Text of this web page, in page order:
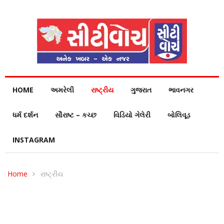
HOME અમરેલી રાષ્ટ્રીય ગુજરાત ભાવનગર
ધર્મ દર્શન સૌરાષ્ટ – કચ્છ વિડિયો ગેલેરી બોલિવૂડ
INSTAGRAM
Home રાષ્ટ્રીય